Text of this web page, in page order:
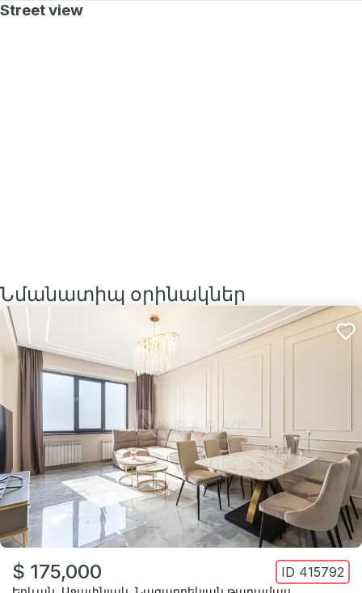
Street view
Նմանատիպ օրինակներ
$ 175,000 ID 415792